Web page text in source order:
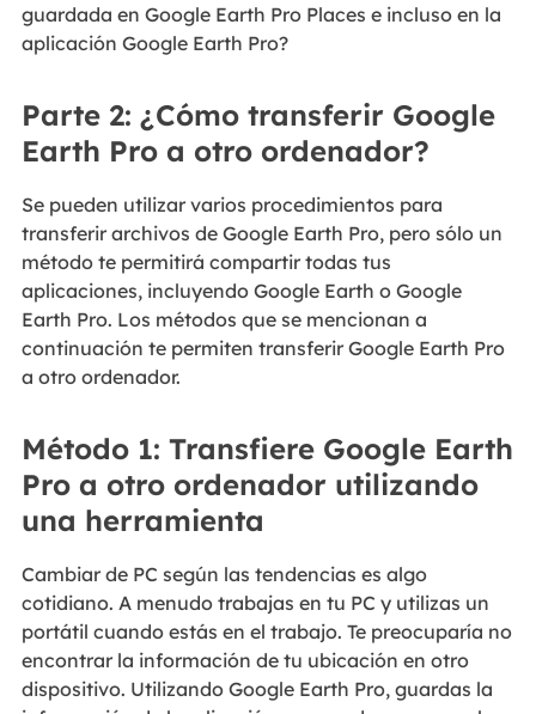
guardada en Google Earth Pro Places e incluso en la
aplicación Google Earth Pro?
Parte 2: ¿Cómo transferir Google
Earth Pro a otro ordenador?
Se pueden utilizar varios procedimientos para
transferir archivos de Google Earth Pro, pero sólo un
método te permitirá compartir todas tus
aplicaciones, incluyendo Google Earth o Google
Earth Pro. Los métodos que se mencionan a
continuación te permiten transferir Google Earth Pro
a otro ordenador.
Método 1: Transfiere Google Earth
Pro a otro ordenador utilizando
una herramienta
Cambiar de PC según las tendencias es algo
cotidiano. A menudo trabajas en tu PC y utilizas un
portátil cuando estás en el trabajo. Te preocuparía no
encontrar la información de tu ubicación en otro
dispositivo. Utilizando Google Earth Pro, guardas la